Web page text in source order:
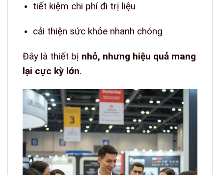
tiết kiệm chi phí đi trị liệu
cải thiện sức khỏe nhanh chóng
Đây là thiết bị nhỏ, nhưng hiệu quả mang
lại cực kỳ lớn.